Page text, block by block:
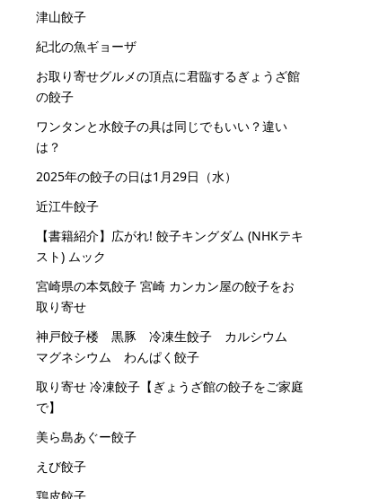
津山餃子
紀北の魚ギョーザ
お取り寄せグルメの頂点に君臨するぎょうざ館
の餃子
ワンタンと水餃子の具は同じでもいい？違い
は？
2025年の餃子の日は1月29日（水）
近江牛餃子
【書籍紹介】広がれ! 餃子キングダム (NHKテキ
スト) ムック
宮崎県の本気餃子 宮崎 カンカン屋の餃子をお
取り寄せ
神戸餃子楼 黒豚 冷凍生餃子 カルシウム
マグネシウム わんぱく餃子
取り寄せ 冷凍餃子【ぎょうざ館の餃子をご家庭
で】
美ら島あぐー餃子
えび餃子